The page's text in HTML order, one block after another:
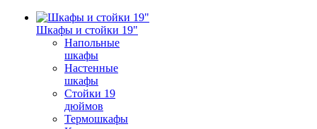
Шкафы и стойки 19"
Напольные
шкафы
Настенные
шкафы
Стойки 19
дюймов
Термошкафы